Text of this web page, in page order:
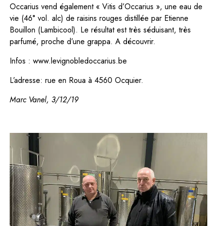
Occarius vend également « Vitis d’Occarius », une eau de
vie (46° vol. alc) de raisins rouges distillée par Etienne
Bouillon (Lambicool). Le résultat est très séduisant, très
parfumé, proche d’une grappa. A découvrir.
Infos : www.levignobledoccarius.be
L’adresse: rue en Roua à 4560 Ocquier.
Marc Vanel, 3/12/19